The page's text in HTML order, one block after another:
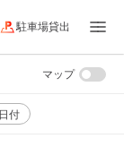
駐車場貸出
日付
マップ